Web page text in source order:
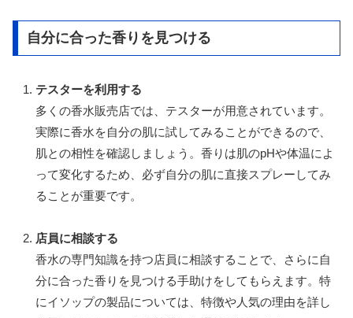
自分に合った香りを見つける
テスターを利用する
多くの香水販売店では、テスターが用意されています。
実際に香水を自分の肌に試してみることができるので、
肌との相性を確認しましょう。香りは肌のpHや体温によ
って変化するため、必ず自分の肌に直接スプレーしてみ
ることが重要です。
店員に相談する
香水の専門知識を持つ店員に相談することで、さらに自
分に合った香りを見つける手助けをしてもらえます。特
にイソップの製品については、特徴や人気の理由を詳し